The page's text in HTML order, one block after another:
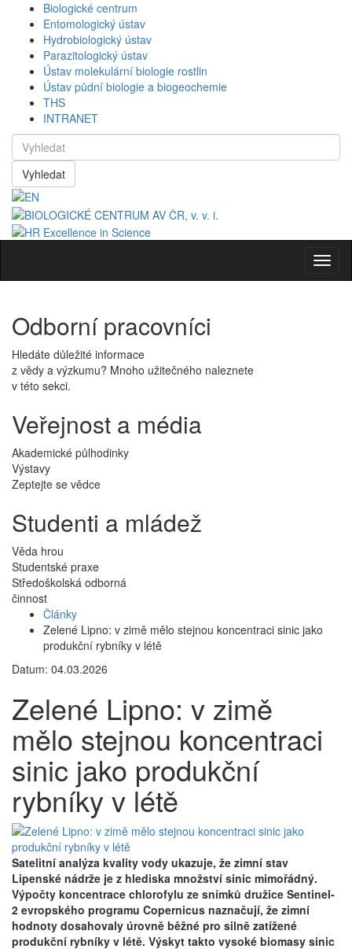
Biologické centrum
Entomologický ústav
Hydrobiologický ústav
Parazitologický ústav
Ústav molekulární biologie rostlin
Ústav půdní biologie a biogeochemie
THS
INTRANET
Vyhledat
Odborní pracovníci
Hledáte důležité informace
z vědy a výzkumu? Mnoho užitečného naleznete
v této sekci.
Veřejnost a média
Akademické půlhodinky
Výstavy
Zeptejte se vědce
Studenti a mládež
Věda hrou
Studentské praxe
Středoškolská odborná
činnost
Články
Zelené Lipno: v zimě mělo stejnou koncentraci sinic jako
produkční rybníky v létě
Datum: 04.03.2026
Zelené Lipno: v zimě
mělo stejnou koncentraci
sinic jako produkční
rybníky v létě
Satelitní analýza kvality vody ukazuje, že zimní stav
Lipenské nádrže je z hlediska množství sinic mimořádný.
Výpočty koncentrace chlorofylu ze snímků družice Sentinel-
2 evropského programu Copernicus naznačují, že zimní
hodnoty dosahovaly úrovně běžné pro silně zatížené
produkční rybníky v létě. Výskyt takto vysoké biomasy sinic